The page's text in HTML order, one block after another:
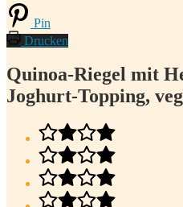
Pin
Drucken
Quinoa-Riegel mit
Joghurt-Topping,